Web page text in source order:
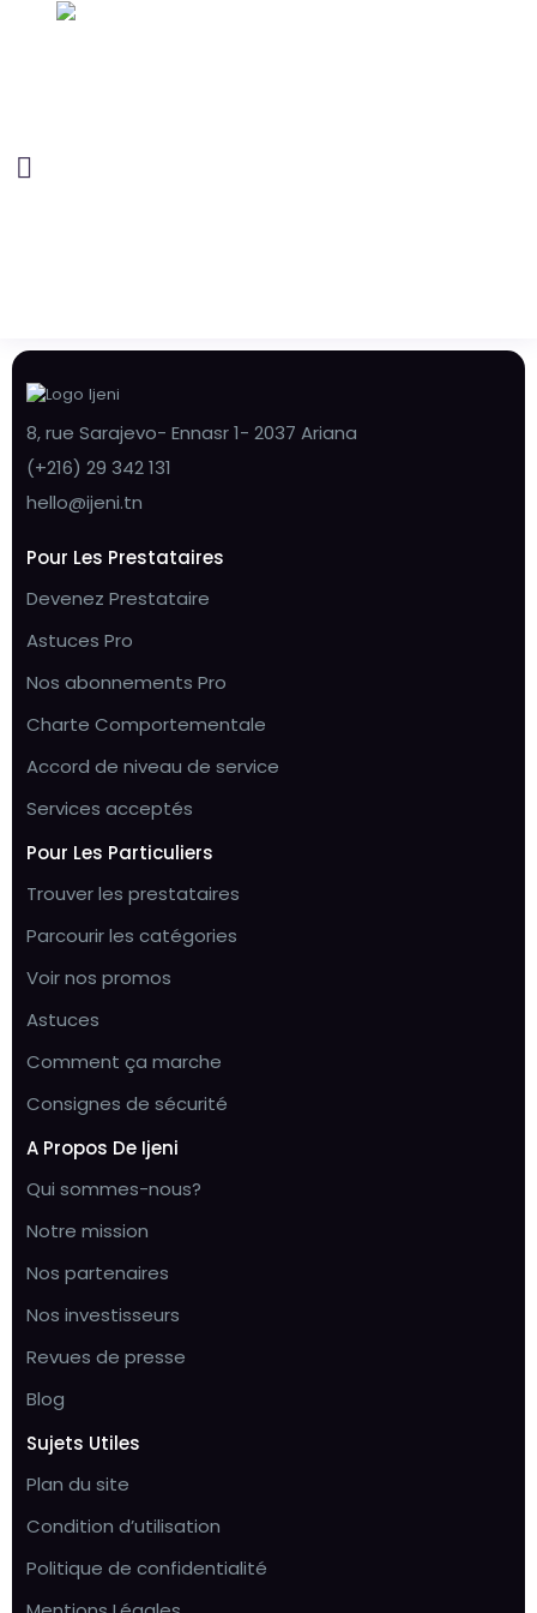
8, rue Sarajevo- Ennasr 1- 2037 Ariana
(+216) 29 342 131
hello@ijeni.tn
Pour Les Prestataires
Devenez Prestataire
Astuces Pro
Nos abonnements Pro
Charte Comportementale
Accord de niveau de service
Services acceptés
Pour Les Particuliers
Trouver les prestataires
Parcourir les catégories
Voir nos promos
Astuces
Comment ça marche
Consignes de sécurité
A Propos De Ijeni
Qui sommes-nous?
Notre mission
Nos partenaires
Nos investisseurs
Revues de presse
Blog
Sujets Utiles
Plan du site
Condition d’utilisation
Politique de confidentialité